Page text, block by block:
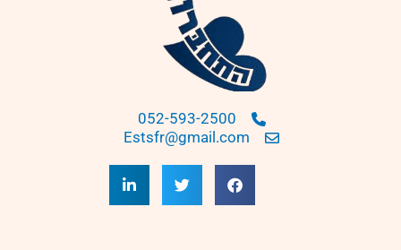
052-593-2500
Estsfr@gmail.com